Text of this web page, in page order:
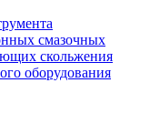
смазочных
скольжения
оборудования